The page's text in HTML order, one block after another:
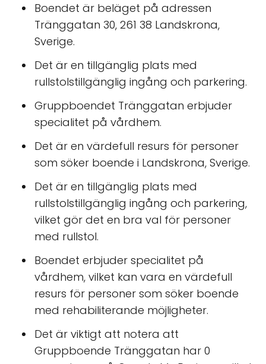
Boendet är beläget på adressen
Tränggatan 30, 261 38 Landskrona,
Sverige.
Det är en tillgänglig plats med
rullstolstillgänglig ingång och parkering.
Gruppboendet Tränggatan erbjuder
specialitet på vårdhem.
Det är en värdefull resurs för personer
som söker boende i Landskrona, Sverige.
Det är en tillgänglig plats med
rullstolstillgänglig ingång och parkering,
vilket gör det en bra val för personer
med rullstol.
Boendet erbjuder specialitet på
vårdhem, vilket kan vara en värdefull
resurs för personer som söker boende
med rehabiliterande möjligheter.
Det är viktigt att notera att
Gruppboende Tränggatan har 0